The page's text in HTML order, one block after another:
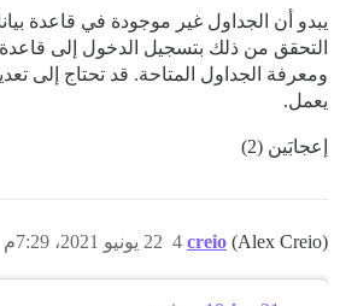
ومعرفة الجداول المتاحة. قد تحتاج إلى
يعمل.
إعجابَين (2)
creio (Alex Creio) 22 يونيو 2021، 7:29م 4